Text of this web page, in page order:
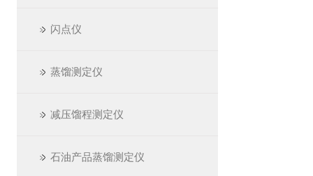
闪点仪
蒸馏测定仪
减压馏程测定仪
石油产品蒸馏测定仪